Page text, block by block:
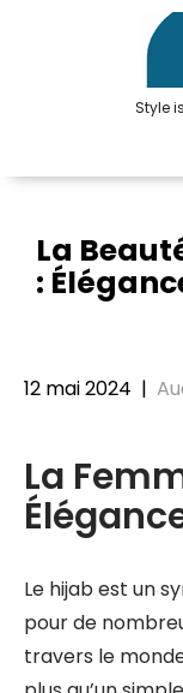
Style
La
:
12 mai 2024 |
La
Le hijab est un
pour de
travers le